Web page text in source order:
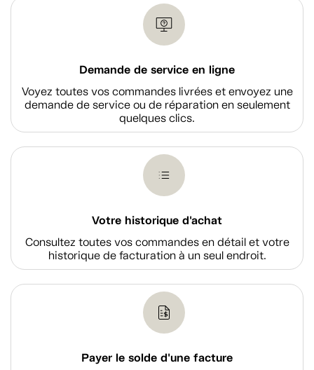
Demande de service en ligne
Voyez toutes vos commandes livrées et envoyez une
demande de service ou de réparation en seulement
quelques clics.
Votre historique d'achat
Consultez toutes vos commandes en détail et votre
historique de facturation à un seul endroit.
Payer le solde d'une facture